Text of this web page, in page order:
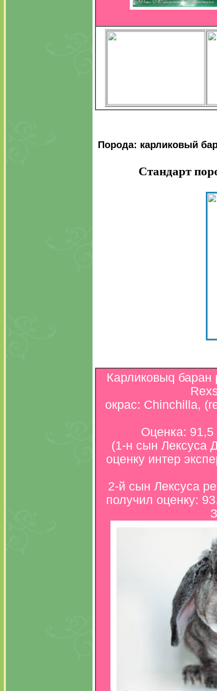
Порода: карликовый
Стандарт
Карликовыq баран
окрас: Chinchilla,
Оценка:
(1-н сын Лексуса
оценку интер
2-й сын Лексуса
получил оценку: